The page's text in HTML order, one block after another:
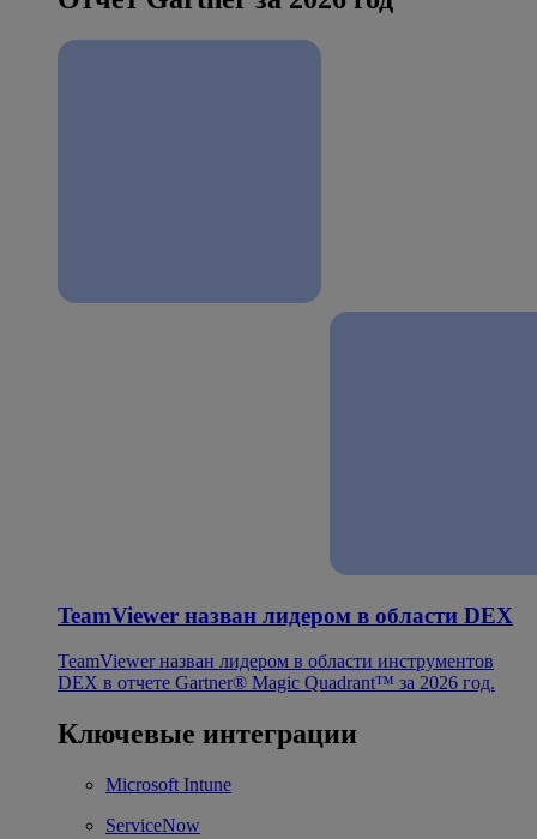
TeamViewer назван лидером в области DEX
TeamViewer назван лидером в области инструментов
DEX в отчете Gartner® Magic Quadrant™ за 2026 год.
Ключевые интеграции
Microsoft Intune
ServiceNow